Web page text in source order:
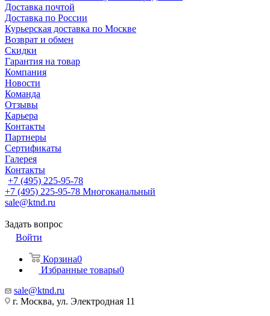
Доставка почтой
Доставка по России
Курьерская доставка по Москве
Возврат и обмен
Скидки
Гарантия на товар
Компания
Новости
Команда
Отзывы
Карьера
Контакты
Партнеры
Сертификаты
Галерея
Контакты
+7 (495) 225-95-78
+7 (495) 225-95-78 Многоканальный
sale@ktnd.ru
Задать вопрос
Войти
Корзина0
Избранные товары0
sale@ktnd.ru
г. Москва, ул. Электродная 11